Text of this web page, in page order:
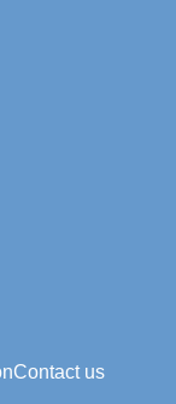
Contact us